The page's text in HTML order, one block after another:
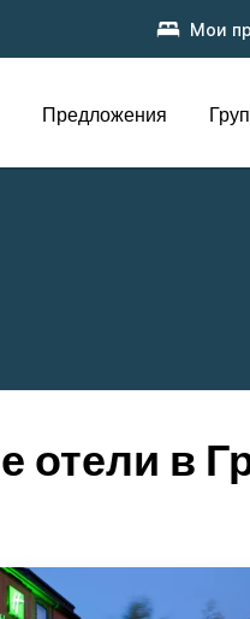
Мои
Предложения
отели в